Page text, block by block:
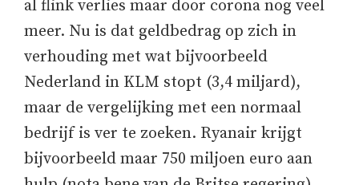
al flink verlies maar door corona nog veel
meer. Nu is dat geldbedrag op zich in
verhouding met wat bijvoorbeeld
Nederland in KLM stopt (3,4 miljard),
maar de vergelijking met een normaal
bedrijf is ver te zoeken. Ryanair krijgt
bijvoorbeeld maar 750 miljoen euro aan